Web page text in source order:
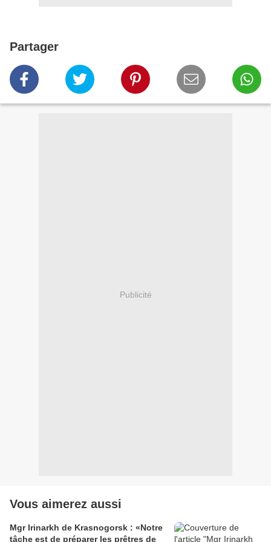
Partager
Publicité
Vous aimerez aussi
Mgr Irinarkh de Krasnogorsk : «Notre
tâche est de préparer les prêtres de